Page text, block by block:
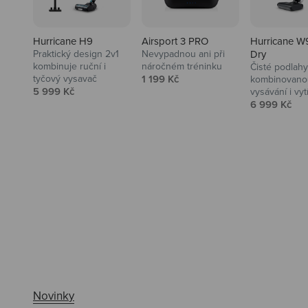
Hurricane H9
Praktický design 2v1
kombinuje ruční i
tyčový vysavač
Prodejní cena
5 999 Kč
Airsport 3 PRO
Nevypadnou ani při
náročném tréninku
Prodejní cena
1 199 Kč
Hurricane
Dry
Čisté
vysávání i
Prodejní cena
6 999 Kč